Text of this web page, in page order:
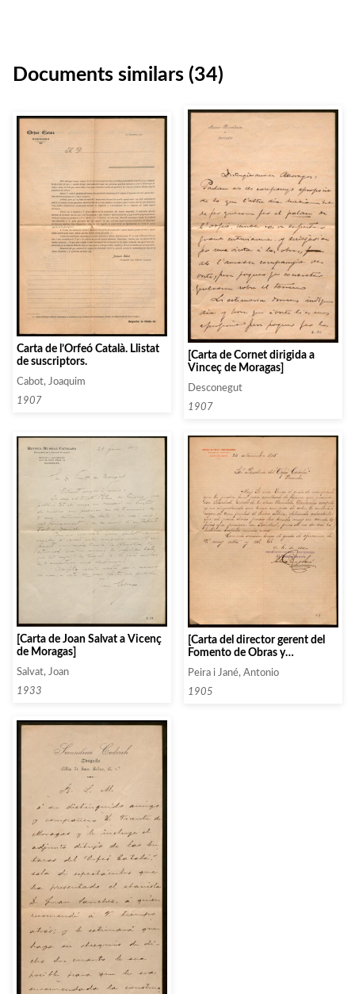
Documents similars (34)
Carta de l’Orfeó Català. Llistat
de suscriptors.
Cabot, Joaquim
1907
[Carta de Cornet dirigida a
Vinceç de Moragas]
Desconegut
1907
[Carta de Joan Salvat a Vicenç
de Moragas]
Salvat, Joan
1933
[Carta del director gerent del
Fomento de Obras y
Construcciones» al president
de l’Orfeó Català]
Peira i Jané, Antonio
1905